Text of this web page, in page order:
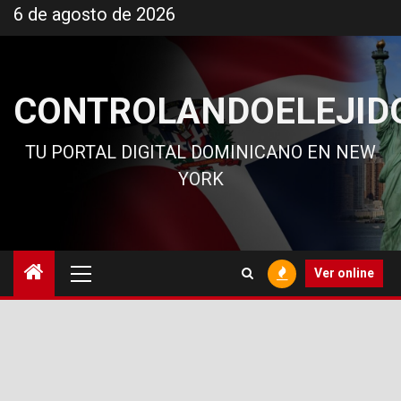
al
6 de agosto de 2026
TU PORTAL DIGITAL DOMINICANO EN NEW
YORK
principal
Ver online